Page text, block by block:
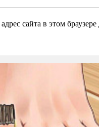
сайта в этом